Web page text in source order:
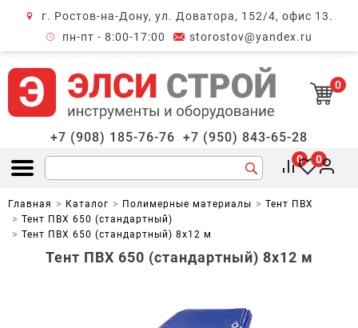
г. Ростов-на-Дону, ул. Доватора, 152/4, офис 13.
пн-пт - 8:00-17:00
storostov@yandex.ru
0
+7 (908) 185-76-76 +7 (950) 843-65-28
Открыть меню
0 0
Главная Каталог Полимерные материалы
Тент ПВХ
Тент ПВХ 650 (стандартный)
Тент ПВХ 650 (стандартный) 8х12 м
Тент ПВХ 650 (стандартный) 8х12 м